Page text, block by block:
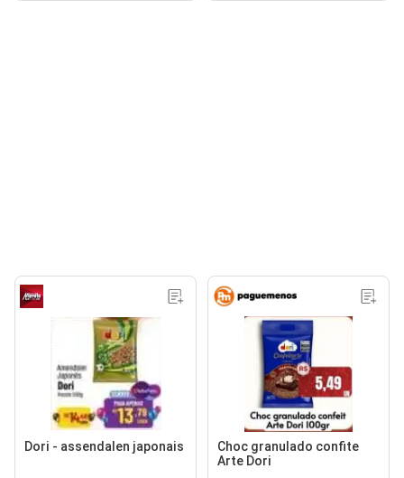
Dori - assendalen japonais
Choc granulado confite
Arte Dori